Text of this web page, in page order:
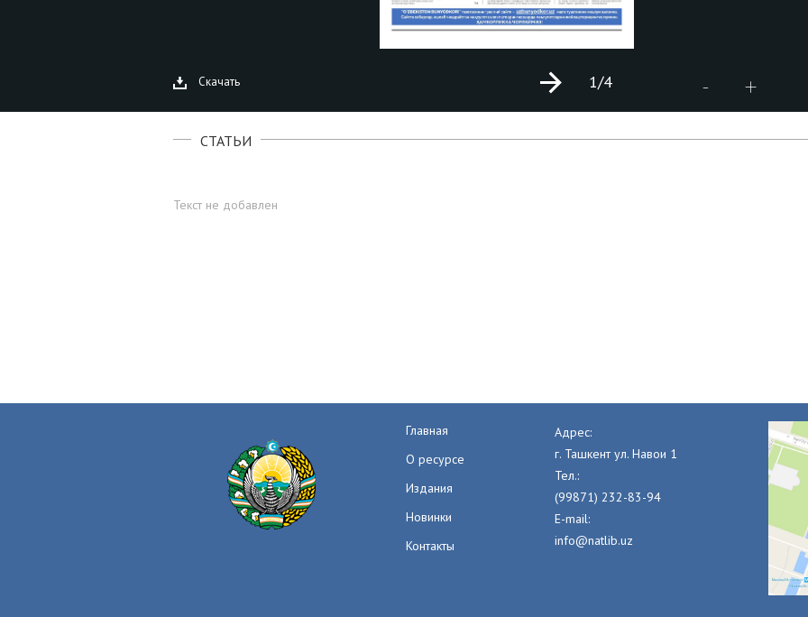
Скачать - +
1/4
СТАТЬИ
Текст не добавлен
Главная
О ресурсе
Издания
Новинки
Контакты
Адрес:
г. Ташкент ул. Навои 1
Тел.:
(99871) 232-83-94
E-mail:
info@natlib.uz